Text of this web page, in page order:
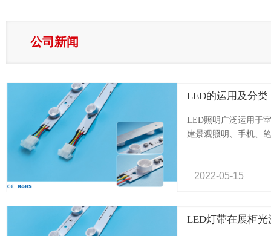
公司新闻
2022-05-15
LED的运用及分类
LED照明广泛运用于
建景观照明、手机、
LED灯带在展柜光